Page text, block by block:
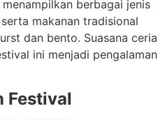
berbagai jenis
makanan tradisional
dan bento. Suasana ceria
ini menjadi pengalaman
Festival